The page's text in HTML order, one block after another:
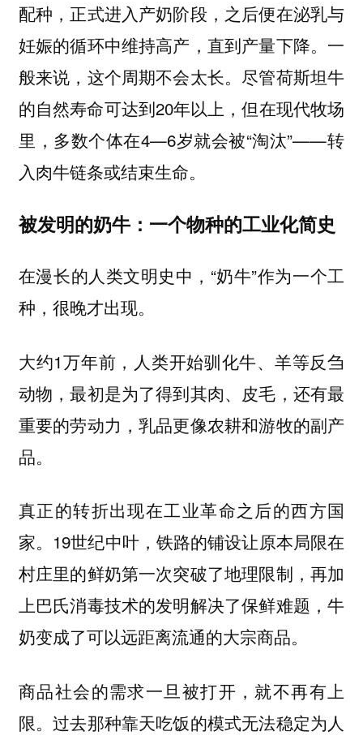
配种，正式进入产奶阶段，之后便在泌乳与
妊娠的循环中维持高产，直到产量下降。一
般来说，这个周期不会太长。尽管荷斯坦牛
的自然寿命可达到20年以上，但在现代牧场
里，多数个体在4—6岁就会被“淘汰”——转
入肉牛链条或结束生命。
被发明的奶牛：一个物种的工业化简史
在漫长的人类文明史中，“奶牛”作为一个工
种，很晚才出现。
大约1万年前，人类开始驯化牛、羊等反刍
动物，最初是为了得到其肉、皮毛，还有最
重要的劳动力，乳品更像农耕和游牧的副产
品。
真正的转折出现在工业革命之后的西方国
家。19世纪中叶，铁路的铺设让原本局限在
村庄里的鲜奶第一次突破了地理限制，再加
上巴氏消毒技术的发明解决了保鲜难题，牛
奶变成了可以远距离流通的大宗商品。
商品社会的需求一旦被打开，就不再有上
限。过去那种靠天吃饭的模式无法稳定为人